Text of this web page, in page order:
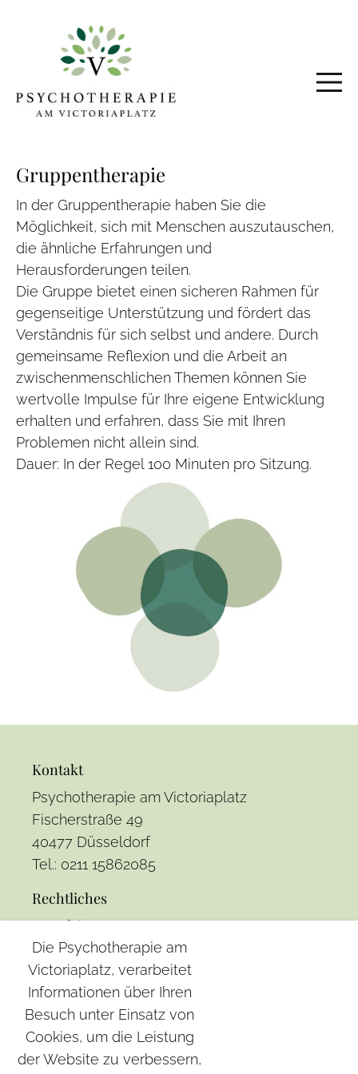
Gruppentherapie
In der Gruppentherapie haben Sie die
Möglichkeit, sich mit Menschen auszutauschen,
die ähnliche Erfahrungen und
Herausforderungen teilen.
Die Gruppe bietet einen sicheren Rahmen für
gegenseitige Unterstützung und fördert das
Verständnis für sich selbst und andere. Durch
gemeinsame Reflexion und die Arbeit an
zwischenmenschlichen Themen können Sie
wertvolle Impulse für Ihre eigene Entwicklung
erhalten und erfahren, dass Sie mit Ihren
Problemen nicht allein sind.
Dauer: In der Regel 100 Minuten pro Sitzung.
Kontakt
Psychotherapie am Victoriaplatz
Fischerstraße 49
40477 Düsseldorf
Tel.: 0211 15862085
Rechtliches
Anfahrt
Impressum
Datenschutz
Leistungen
Sexualberatung
Coaching
Die Psychotherapie am
Victoriaplatz, verarbeitet
Informationen über Ihren
Besuch unter Einsatz von
Cookies, um die Leistung
der Website zu verbessern,